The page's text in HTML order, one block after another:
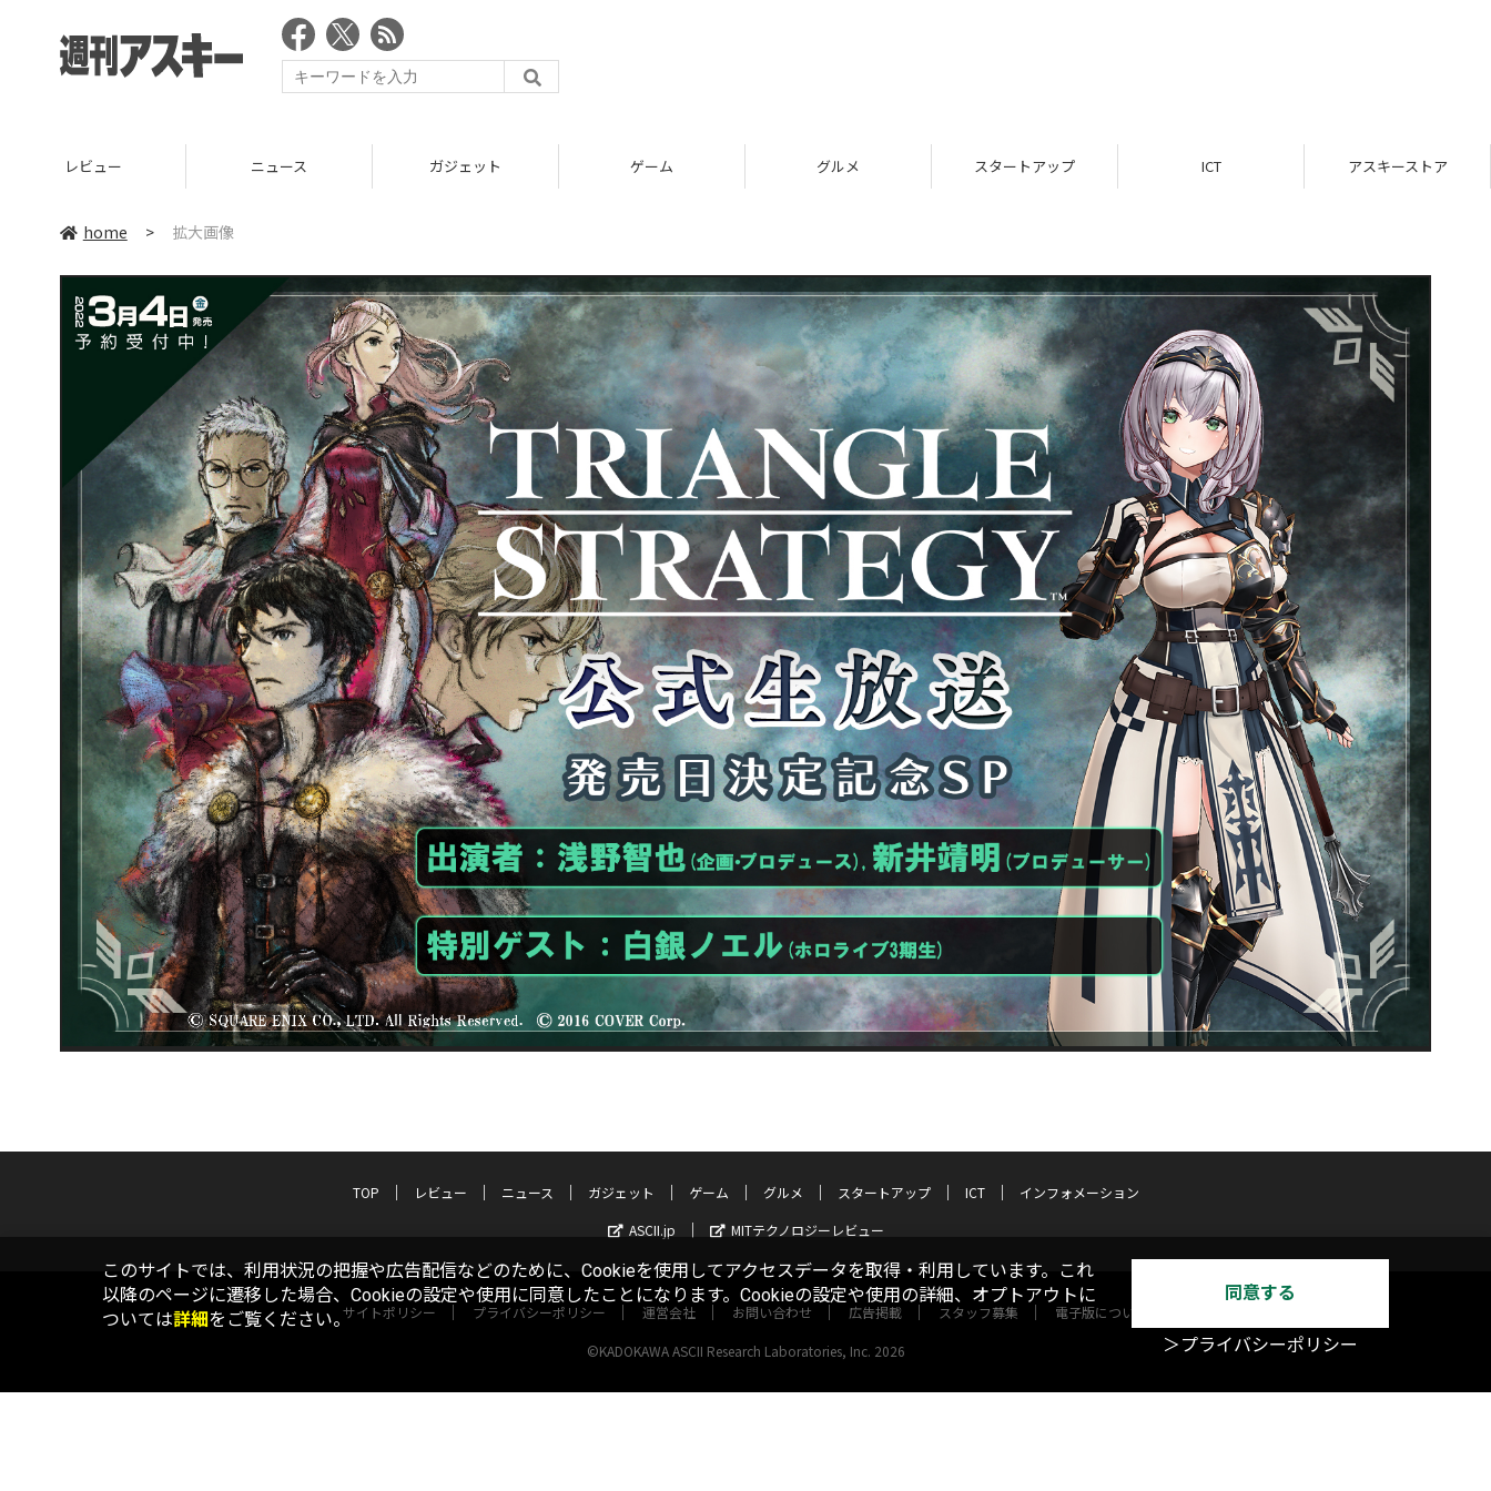
レビュー ニュース ガジェット ゲーム グルメ スタートアップ ICT アスキーストア
home > 拡大画像
TOP レビュー ニュース ガジェット ゲーム グルメ スタートアップ ICT
インフォメーション
ASCII.jp
MITテクノロジーレビュー
サイトポリシー プライバシーポリシー 運営会社 お問い合わせ 広告掲載 スタッフ募集 電子版について
©KADOKAWA ASCII Research Laboratories, Inc. 2026
このサイトでは、利用状況の把握や広告配信などのために、Cookieを使用してアクセスデータを取得・利用しています。これ
以降のページに遷移した場合、Cookieの設定や使用に同意したことになります。Cookieの設定や使用の詳細、オプトアウトに
ついては詳細をご覧ください。
同意する
＞プライバシーポリシー